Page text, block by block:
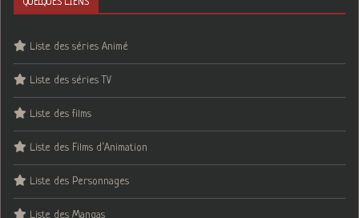
QUELQUES LIENS
Liste des séries Animé
Liste des séries TV
Liste des films
Liste des Films d’Animation
Liste des Personnages
Liste des Mangas